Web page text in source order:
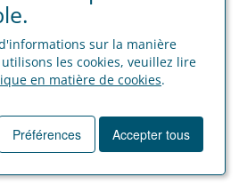
sur la manière
les cookies, veuillez lire
en matière de cookies.
Préférences Accepter tous